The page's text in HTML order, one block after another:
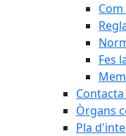
Fes
Òrgans
Pla